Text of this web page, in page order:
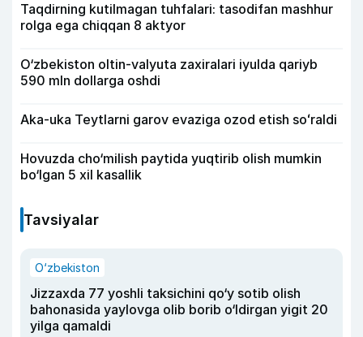
Taqdirning kutilmagan tuhfalari: tasodifan mashhur
rolga ega chiqqan 8 aktyor
O‘zbekiston oltin-valyuta zaxiralari iyulda qariyb
590 mln dollarga oshdi
Aka-uka Teytlarni garov evaziga ozod etish soʻraldi
Hovuzda cho‘milish paytida yuqtirib olish mumkin
bo‘lgan 5 xil kasallik
Tavsiyalar
O‘zbekiston
Jizzaxda 77 yoshli taksichini qo‘y sotib olish
bahonasida yaylovga olib borib o‘ldirgan yigit 20
yilga qamaldi